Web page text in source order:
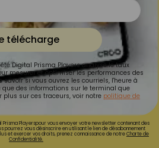
télécharge
Digital Prisma Players analyse le taux
mesurer et optimiser les performances des
si vous ouvrez les courriels, l'heure à
des informations sur le terminal que
plus sur ces traceurs, voir notre politique de
Playerspour vous envoyer votre newsletter contenant des
pourrez vous désinscrire en utilisant le lien de désabonnement
et exercer vos droits, prenez connaissance de notreCharte de
Confidentialité.